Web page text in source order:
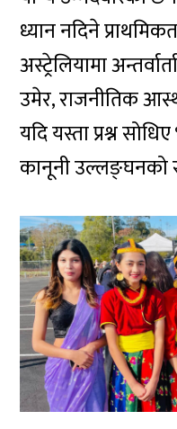
ध्यान नदिने
अस्ट्रेलियामा
उमेर, राजनीतिक
यदि यस्ता प्रश्न
कानूनी उल्लङ्घनको